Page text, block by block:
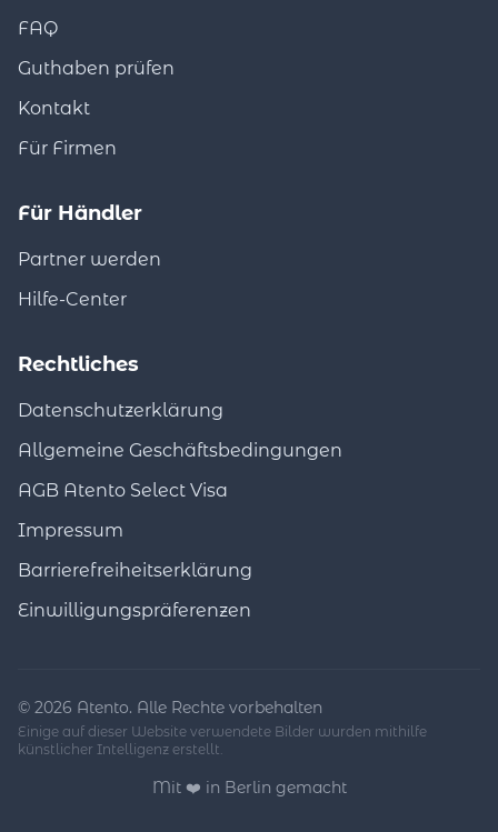
FAQ
Guthaben prüfen
Kontakt
Für Firmen
Für Händler
Partner werden
Hilfe-Center
Rechtliches
Datenschutzerklärung
Allgemeine Geschäftsbedingungen
AGB Atento Select Visa
Impressum
Barrierefreiheitserklärung
Einwilligungspräferenzen
© 2026 Atento. Alle Rechte vorbehalten
Einige auf dieser Website verwendete Bilder wurden mithilfe
künstlicher Intelligenz erstellt.
Mit ❤️ in Berlin gemacht